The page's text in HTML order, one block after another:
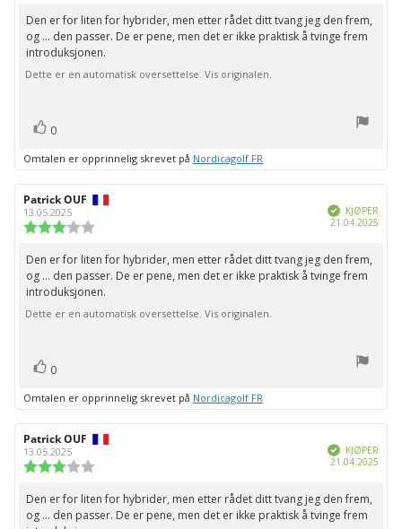
av
5
mulige
Omtaletekst:
Den er for liten for hybrider, men etter rådet ditt tvang jeg den frem,
og ... den passer. De er pene, men det er ikke praktisk å tvinge frem
introduksjonen.
Dette er en automatisk oversettelse. Vis originalen.
Liker
0
Omtalen er opprinnelig skrevet på Nordicagolf FR
Forfatter:
Patrick OUF
13.05.2025
av
5
mulige
VerifisertKJØPER
21.04.2025
Omtaletekst:
Den er for liten for hybrider, men etter rådet ditt tvang jeg den frem,
og ... den passer. De er pene, men det er ikke praktisk å tvinge frem
introduksjonen.
Dette er en automatisk oversettelse. Vis originalen.
Liker
0
Omtalen er opprinnelig skrevet på Nordicagolf FR
Forfatter:
Patrick OUF
13.05.2025
av
5
mulige
VerifisertKJØPER
21.04.2025
Omtaletekst:
Den er for liten for hybrider, men etter rådet ditt tvang jeg den frem,
og ... den passer. De er pene, men det er ikke praktisk å tvinge frem